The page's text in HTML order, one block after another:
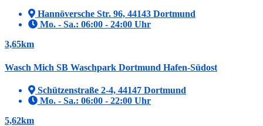
Hannöversche Str. 96, 44143 Dortmund
Mo. - Sa.: 06:00 - 24:00 Uhr
3,65km
Wasch Mich SB Waschpark Dortmund Hafen-Südost
Schützenstraße 2-4, 44147 Dortmund
Mo. - Sa.: 06:00 - 22:00 Uhr
5,62km